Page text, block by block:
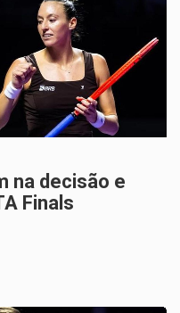
na decisão e
Finals